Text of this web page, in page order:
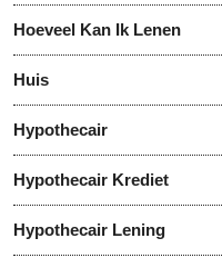
Hoeveel Kan Ik Lenen
Huis
Hypothecair
Hypothecair Krediet
Hypothecair Lening